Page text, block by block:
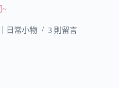
~
日常小物 3 則留言